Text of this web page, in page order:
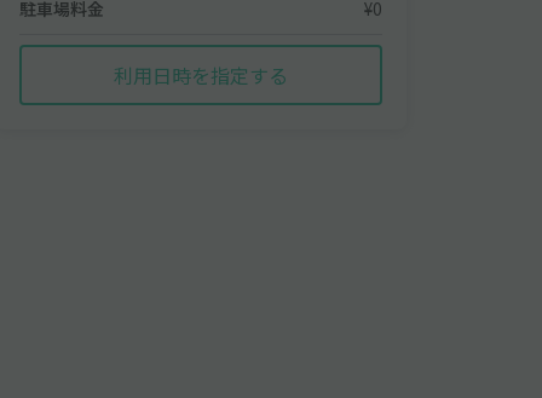
駐車場料金
¥0
利用日時を指定する